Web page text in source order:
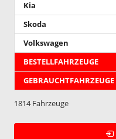
Kia
Skoda
Volkswagen
BESTELLFAHRZEUGE
GEBRAUCHTFAHRZEUGE
1814 Fahrzeuge